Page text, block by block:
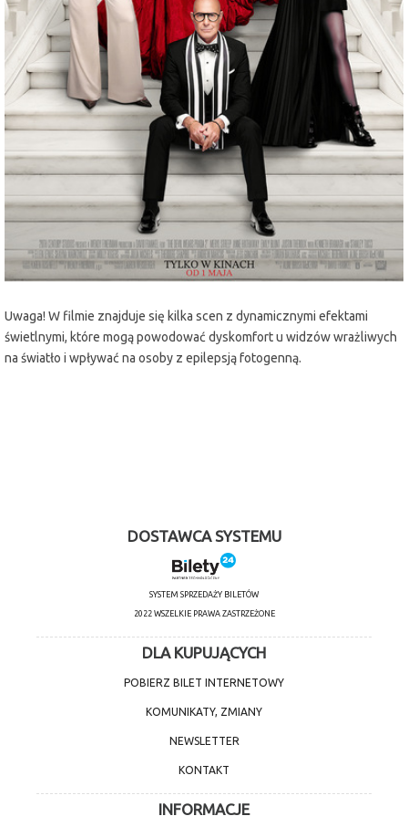
miejscowość:
Lubin
adres:
Armii Krajowej 1
data i godzina:
21.05.2026, g. 19:30
Info
Dwadzieścia lat po stworzeniu kultowych ról Mirandy, Andy’ego, Emily
i Nigela, Meryl Streep, Anne Hathaway, Emily Blunt i Stanley Tucci
powracają na tętniące modą ulice Nowego Jorku i do eleganckich biur
magazynu Runway w filmie „Diabeł ubiera się u Prady 2” - długo
oczekiwanej kontynuacji hitu z 2006 r.
Uwaga! W filmie znajduje się kilka scen z dynamicznymi efektami
świetlnymi, które mogą powodować dyskomfort u widzów wrażliwych
na światło i wpływać na osoby z epilepsją fotogenną.
DOSTAWCA SYSTEMU
SYSTEM SPRZEDAŻY BILETÓW
2022 WSZELKIE PRAWA ZASTRZEŻONE
DLA KUPUJĄCYCH
POBIERZ BILET INTERNETOWY
KOMUNIKATY, ZMIANY
NEWSLETTER
KONTAKT
INFORMACJE